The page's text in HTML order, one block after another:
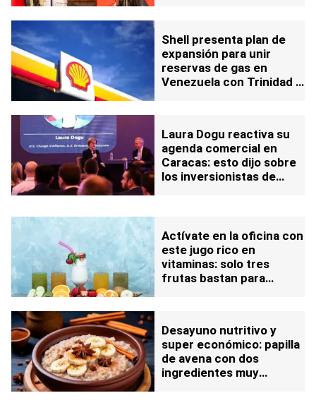
Shell presenta plan de
expansión para unir
reservas de gas en
Venezuela con Trinidad y
Laura Dogu reactiva su
agenda comercial en
Caracas: esto dijo sobre
los inversionistas de
Actívate en la oficina con
este jugo rico en
vitaminas: solo tres
frutas bastan para
Desayuno nutritivo y
super económico: papilla
de avena con dos
ingredientes muy